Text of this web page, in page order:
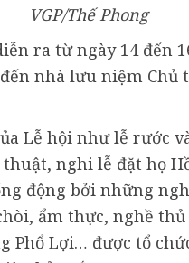
VGP/Thế Phong
ra từ ngày 14 đến
nhà lưu niệm Chủ
Lễ hội như lễ rước
nghi lễ đặt họ
động bởi những
ẩm thực, nghề
Phổ Lợi… được tổ